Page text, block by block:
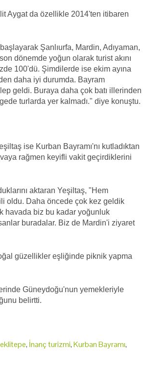
Aygat da özellikle 2014'ten itibaren
Şanlıurfa, Mardin, Adıyaman,
dönemde yoğun olarak turist akını
100'dü. Şimdilerde ise ekim ayına
daha iyi durumda. Bayram
geldi. Buraya daha çok batı illerinden
turlarda yer kalmadı." diye konuştu.
ise Kurban Bayramı'nı kutladıktan
rağmen keyifli vakit geçirdiklerini
aktaran Yeşiltaş, "Hem
oldu. Daha öncede çok kez geldik
havada biz bu kadar yoğunluk
buradalar. Biz de Mardin'i ziyaret
güzellikler eşliğinde piknik yapma
Güneydoğu'nun yemekleriyle
belirtti.
, İnanç turizmi,Kurban Bayramı,